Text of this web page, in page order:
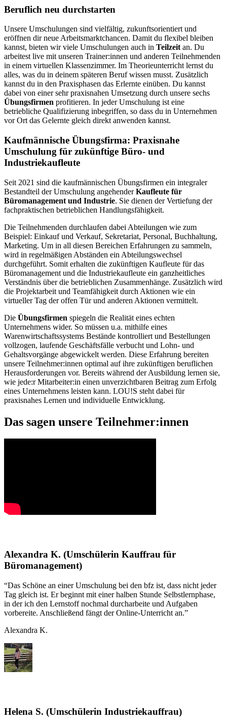
Beruflich neu durchstarten
Unsere Umschulungen sind vielfältig, zukunftsorientiert und
eröffnen dir neue Arbeitsmarktchancen. Damit du flexibel bleiben
kannst, bieten wir viele Umschulungen auch in Teilzeit an. Du
arbeitest live mit unseren Trainer:innen und anderen Teilnehmenden
in einem virtuellen Klassenzimmer. Im Theorieunterricht lernst du
alles, was du in deinem späteren Beruf wissen musst. Zusätzlich
kannst du in den Praxisphasen das Erlernte einüben. Du kannst
dabei von einer sehr praxisnahen Umsetzung durch unsere sechs
Übungsfirmen profitieren. In jeder Umschulung ist eine
betriebliche Qualifizierung inbegriffen, so dass du in Unternehmen
vor Ort das Gelernte gleich direkt anwenden kannst.
Kaufmännische Übungsfirma: Praxisnahe
Umschulung für zukünftige Büro- und
Industriekaufleute
Seit 2021 sind die kaufmännischen Übungsfirmen ein integraler
Bestandteil der Umschulung angehenderKaufleute für
Büromanagement und Industrie. Sie dienen der Vertiefung der
fachpraktischen betrieblichen Handlungsfähigkeit.
Die Teilnehmenden durchlaufen dabei Abteilungen wie zum
Beispiel: Einkauf und Verkauf, Sekretariat, Personal, Buchhaltung,
Marketing. Um in all diesen Bereichen Erfahrungen zu sammeln,
wird in regelmäßigen Abständen ein Abteilungswechsel
durchgeführt. Somit erhalten die zukünftigen Kaufleute für das
Büromanagement und die Industriekaufleute ein ganzheitliches
Verständnis über die betrieblichen Zusammenhänge. Zusätzlich wird
die Projektarbeit und Teamfähigkeit durch Aktionen wie ein
virtueller Tag der offen Tür und anderen Aktionen vermittelt.
Die Übungsfirmen spiegeln die Realität eines echten
Unternehmens wider. So müssen u.a. mithilfe eines
Warenwirtschaftssystems Bestände kontrolliert und Bestellungen
vollzogen, laufende Geschäftsfälle verbucht und Lohn- und
Gehaltsvorgänge abgewickelt werden. Diese Erfahrung bereiten
unsere Teilnehmer:innen optimal auf ihre zukünftigen beruflichen
Herausforderungen vor. Bereits während der Ausbildung lernen sie,
wie jede:r Mitarbeiter:in einen unverzichtbaren Beitrag zum Erfolg
eines Unternehmens leisten kann. LOU!S steht dabei für
praxisnahes Lernen und individuelle Entwicklung.
Das sagen unsere Teilnehmer:innen
Alexandra K. (Umschülerin Kauffrau für
Büromanagement)
“Das Schöne an einer Umschulung bei den bfz ist, dass nicht jeder
Tag gleich ist. Er beginnt mit einer halben Stunde Selbstlernphase,
in der ich den Lernstoff nochmal durcharbeite und Aufgaben
vorbereite. Anschließend fängt der Online-Unterricht an.”
Alexandra K.
Helena S. (Umschülerin Industriekauffrau)